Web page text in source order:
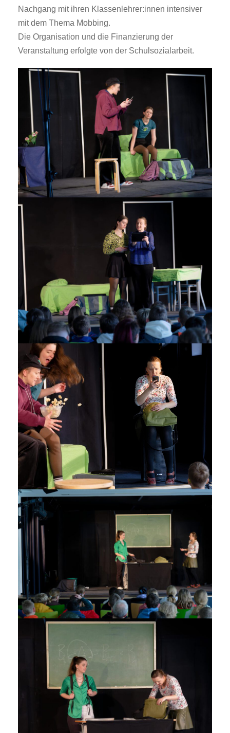
Nachgang mit ihren Klassenlehrer:innen intensiver
mit dem Thema Mobbing.
Die Organisation und die Finanzierung der
Veranstaltung erfolgte von der Schulsozialarbeit.